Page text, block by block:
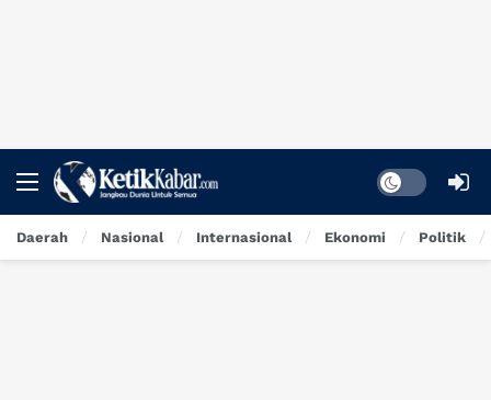
Dark mode
Daerah Nasional Internasional Ekonomi Politik